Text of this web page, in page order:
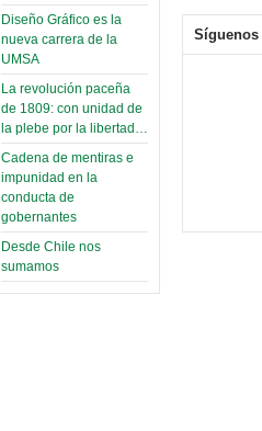
Diseño Gráfico es la
nueva carrera de la
UMSA
La revolución paceña
de 1809: con unidad de
la plebe por la libertad…
Cadena de mentiras e
impunidad en la
conducta de
gobernantes
Desde Chile nos
sumamos
Síguenos